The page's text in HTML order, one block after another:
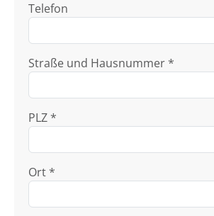
Telefon
Straße und Hausnummer *
PLZ *
Ort *